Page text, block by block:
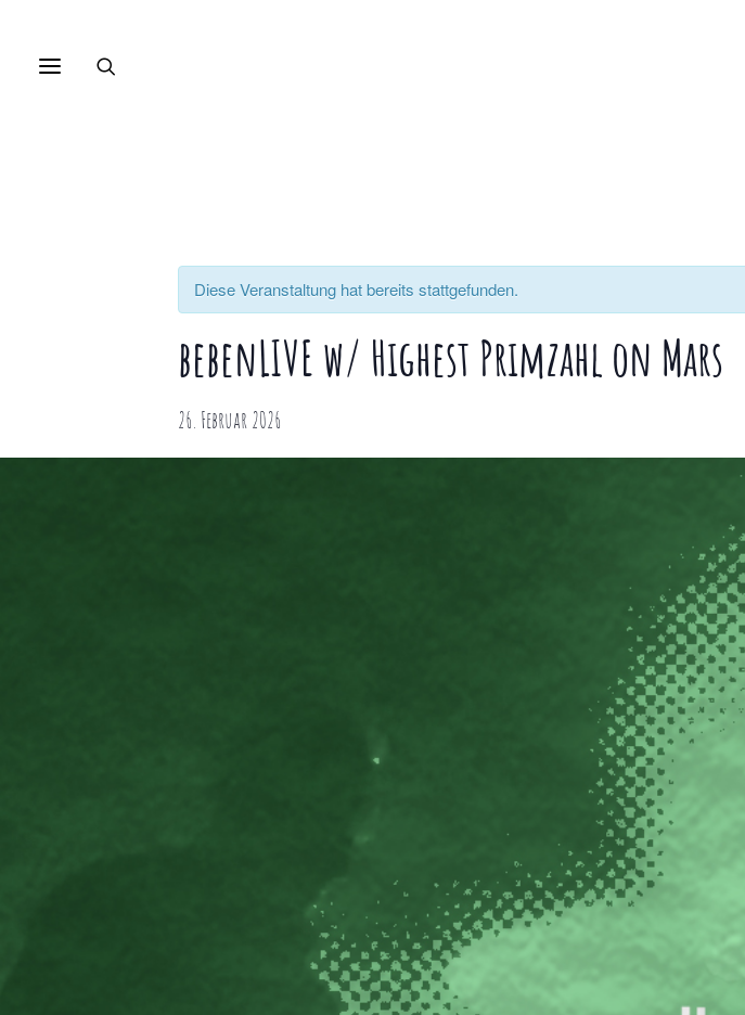
Diese Veranstaltung hat bereits stattgefunden.
bebenLIVE w/ Highest Primzahl on Mars
26. Februar 2026